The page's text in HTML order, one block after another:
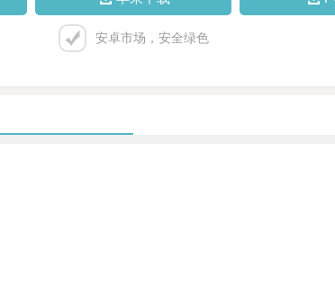
安卓市场，安全绿色